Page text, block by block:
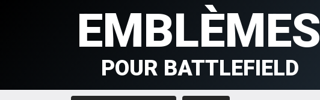
EMBLÈMES
POUR BATTLEFIELD